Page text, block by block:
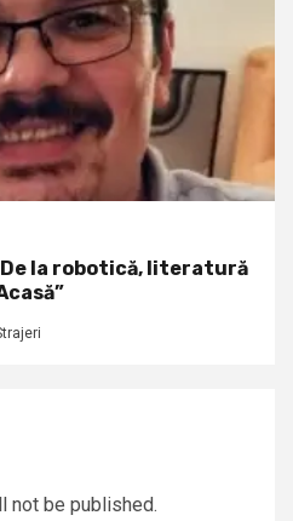
De la robotică, literatură
not be published.